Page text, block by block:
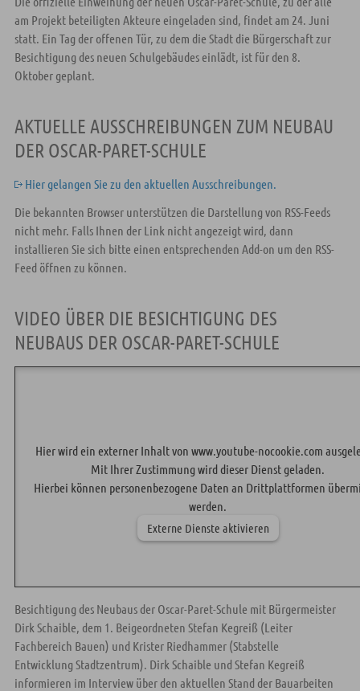
am Projekt beteiligten Akteure eingeladen sind, findet am 24. Juni
statt. Ein Tag der offenen Tür, zu dem die Stadt die Bürgerschaft zur
Besichtigung des neuen Schulgebäudes einlädt, ist für den 8.
Oktober geplant.
AKTUELLE AUSSCHREIBUNGEN ZUM NEUBAU
DER OSCAR-PARET-SCHULE
Hier gelangen Sie zu den aktuellen Ausschreibungen.
Die bekannten Browser unterstützen die Darstellung von RSS-Feeds
nicht mehr. Falls Ihnen der Link nicht angezeigt wird, dann
installieren Sie sich bitte einen entsprechenden Add-on um den RSS-
Feed öffnen zu können.
VIDEO ÜBER DIE BESICHTIGUNG DES
NEUBAUS DER OSCAR-PARET-SCHULE
Hier wird ein externer Inhalt von www.youtube-nocookie.com
Mit Ihrer Zustimmung wird dieser Dienst geladen.
Hierbei können personenbezogene Daten an Drittplattformen
werden.
Externe Dienste aktivieren
Besichtigung des Neubaus der Oscar-Paret-Schule mit Bürgermeister
Dirk Schaible, dem 1. Beigeordneten Stefan Kegreiß (Leiter
Fachbereich Bauen) und Krister Riedhammer (Stabstelle
Entwicklung Stadtzentrum). Dirk Schaible und Stefan Kegreiß
informieren im Interview über den aktuellen Stand der Bauarbeiten